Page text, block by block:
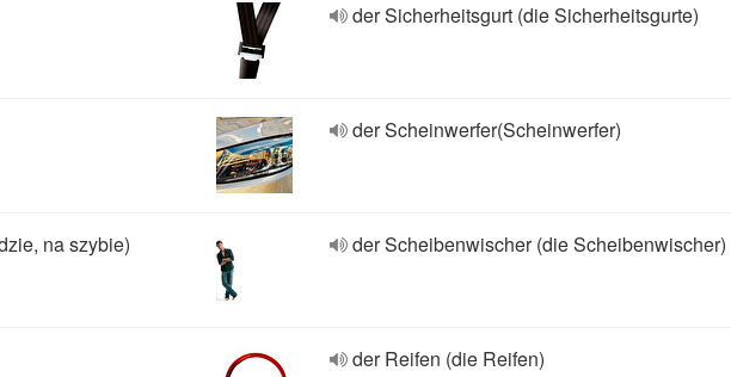
der Sicherheitsgurt (die Sicherheitsgurte)
der Scheinwerfer(Scheinwerfer)
na szybie) der Scheibenwischer (die Scheibenwischer)
der Reifen (die Reifen)